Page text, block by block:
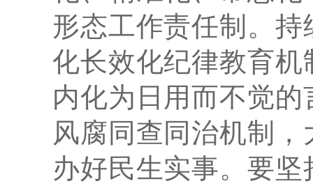
形态工作责任制。
化长效化纪律教育
内化为日用而不觉
风腐同查同治机制
办好民生实事。要